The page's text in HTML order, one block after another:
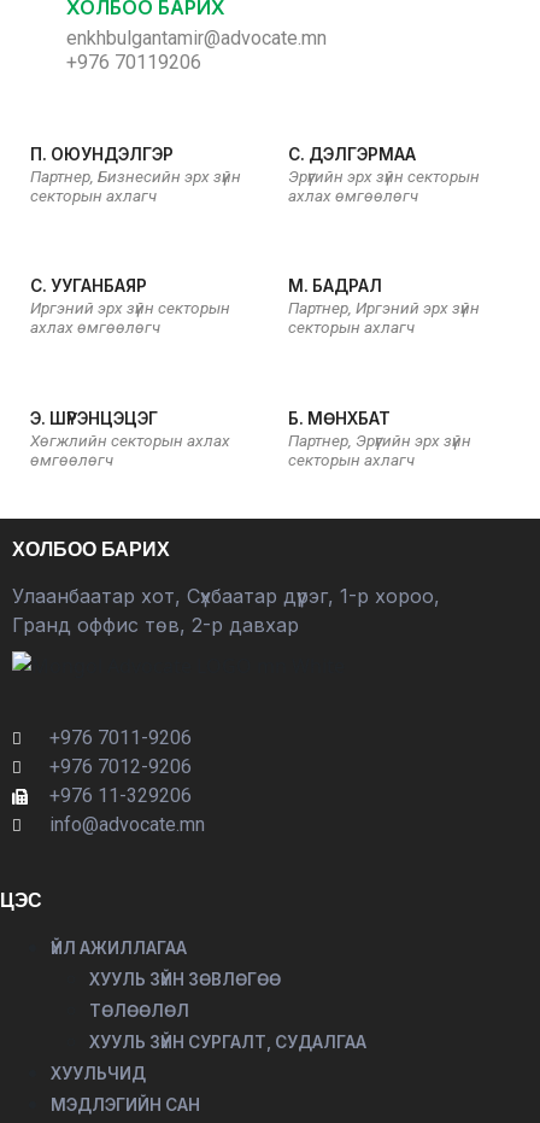
ХОЛБОО БАРИХ
enkhbulgantamir@advocate.mn
+976 70119206
П. ОЮУНДЭЛГЭР
Партнер, Бизнесийн эрх зүйн
секторын ахлагч
С. ДЭЛГЭРМАА
Эрүүгийн эрх зүйн секторын
ахлах өмгөөлөгч
С. УУГАНБАЯР
Иргэний эрх зүйн секторын
ахлах өмгөөлөгч
М. БАДРАЛ
Партнер, Иргэний эрх зүйн
секторын ахлагч
Э. ШҮРЭНЦЭЦЭГ
Хөгжлийн секторын ахлах
өмгөөлөгч
Б. МӨНХБАТ
Партнер, Эрүүгийн эрх зүйн
секторын ахлагч
ХОЛБОО БАРИХ
Улаанбаатар хот, Сүхбаатар дүүрэг, 1-р хороо,
Гранд оффис төв, 2-р давхар
+976 7011-9206
+976 7012-9206
+976 11-329206
info@advocate.mn
ЦЭС
ҮЙЛ АЖИЛЛАГАА
ХУУЛЬ ЗҮЙН ЗӨВЛӨГӨӨ
ТӨЛӨӨЛӨЛ
ХУУЛЬ ЗҮЙН СУРГАЛТ, СУДАЛГАА
ХУУЛЬЧИД
МЭДЛЭГИЙН САН